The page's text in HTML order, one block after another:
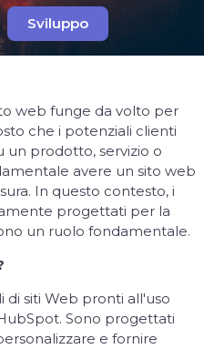
Sviluppo
web funge da volto per
che i potenziali clienti
un prodotto, servizio o
avere un sito web
In questo contesto, i
progettati per la
un ruolo fondamentale.
siti Web pronti all'uso
Sono progettati
e fornire